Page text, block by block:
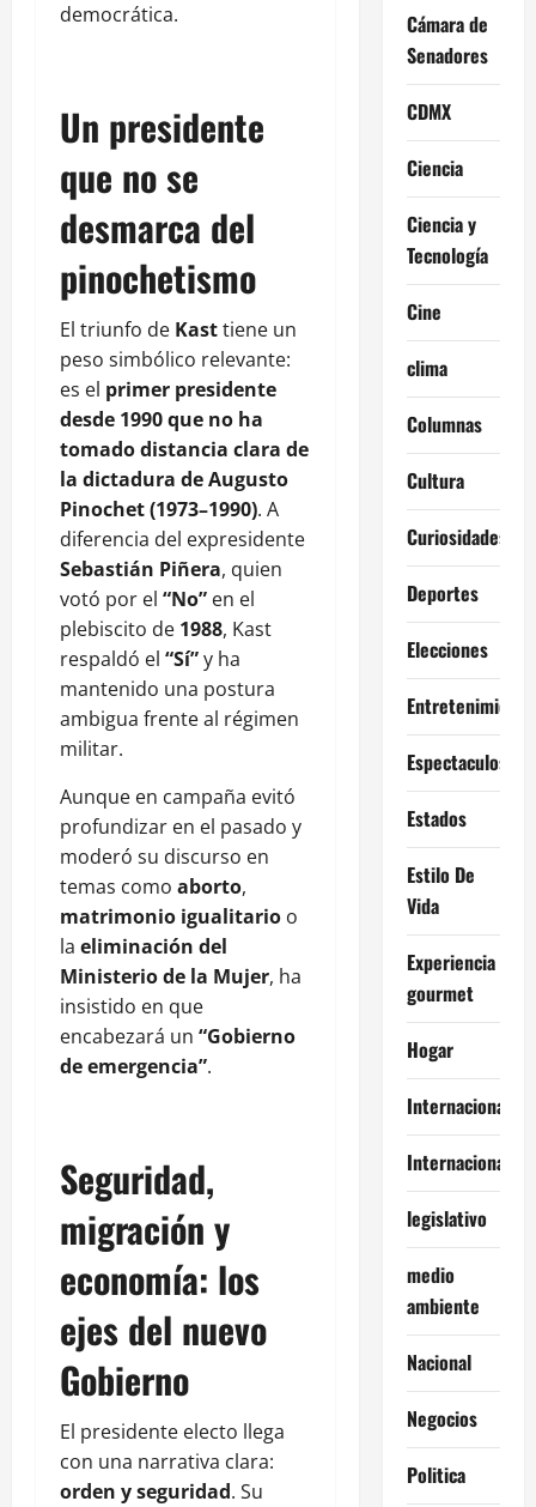
democrática.
Un presidente
que no se
desmarca del
pinochetismo
El triunfo de Kasttiene un
peso simbólico relevante:
es el primer presidente
desde 1990 que no ha
tomado distancia clara de
la dictadura de Augusto
Pinochet (1973–1990). A
diferencia del expresidente
Sebastián Piñera, quien
votó por el “No” en el
plebiscito de 1988, Kast
respaldó el “Sí”y ha
mantenido una postura
ambigua frente al régimen
militar.
Aunque en campaña evitó
profundizar en el pasado y
moderó su discurso en
temas como aborto,
matrimonio igualitario o
la eliminación del
Ministerio de la Mujer, ha
insistido en que
encabezará un “Gobierno
de emergencia”.
Seguridad,
migración y
economía: los
ejes del nuevo
Gobierno
El presidente electo llega
con una narrativa clara:
orden y seguridad. Su
Cámara de
Senadores
CDMX
Ciencia
Ciencia y
Tecnología
Cine
clima
Columnas
Cultura
Curiosidades
Deportes
Elecciones
Entretenimiento
Espectaculos
Estados
Estilo De
Vida
Experiencia
gourmet
Hogar
Internacional
Internacionales
legislativo
medio
ambiente
Nacional
Negocios
Politica